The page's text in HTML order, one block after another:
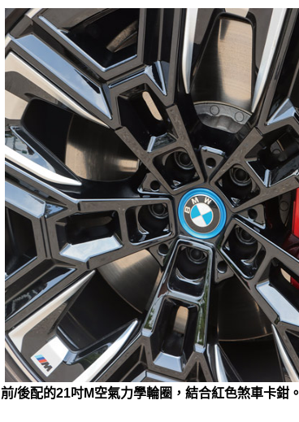
前/後配的21吋M空氣力學輪圈，結合紅色煞車卡鉗。